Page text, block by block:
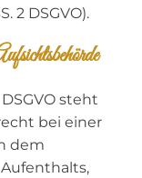
2 DSGVO).
steht
bei einer
dem